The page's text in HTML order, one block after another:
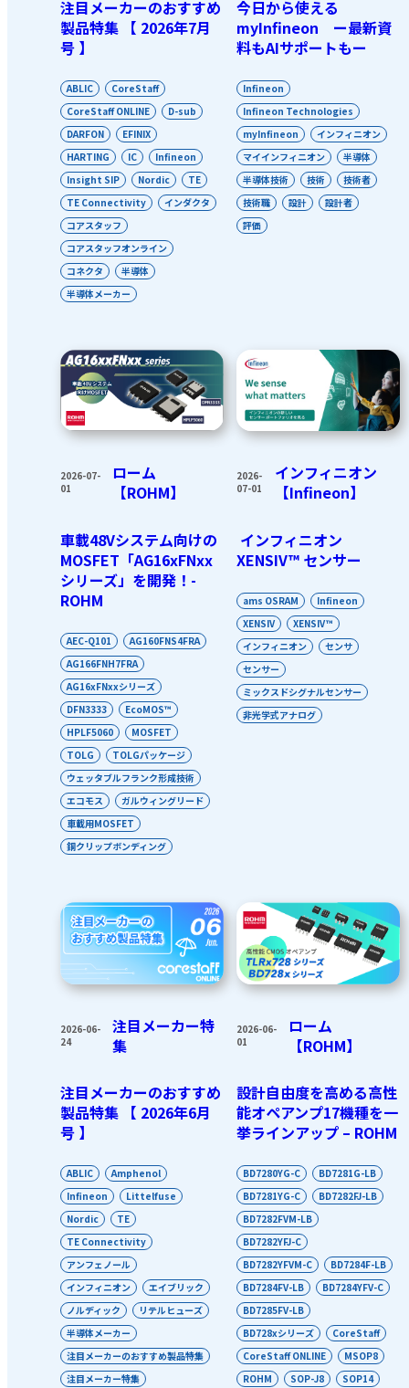
注目メーカーのおすすめ
製品特集 【 2026年7月
号 】
ABLIC
CoreStaff
CoreStaff ONLINE
D-sub
DARFON
EFINIX
HARTING
IC
Infineon
Insight SIP
Nordic
TE
TE Connectivity
インダクタ
コアスタッフ
コアスタッフオンライン
コネクタ
半導体
半導体メーカー
今日から使える
myInfineon ー最新資
料もAIサポートもー
Infineon
Infineon Technologies
myInfineon
インフィニオン
マイインフィニオン
半導体
半導体技術
技術
技術者
技術職
設計
設計者
評価
2026-07-
01
ローム
【ROHM】
車載48Vシステム向けの
MOSFET「AG16xFNxx
シリーズ」を開発！-
ROHM
AEC-Q101
AG160FNS4FRA
AG166FNH7FRA
AG16xFNxxシリーズ
DFN3333
EcoMOS™
HPLF5060
MOSFET
TOLG
TOLGパッケージ
ウェッタブルフランク形成技術
エコモス
ガルウィングリード
車載用MOSFET
銅クリップボンディング
2026-
07-01
インフィニオン
【Infineon】
インフィニオン
XENSIV™ センサー
ams OSRAM
Infineon
XENSIV
XENSIV™
インフィニオン
センサ
センサー
ミックスドシグナルセンサー
非光学式アナログ
2026-06-
24
注目メーカー特
集
注目メーカーのおすすめ
製品特集 【 2026年6月
号 】
ABLIC
Amphenol
Infineon
Littelfuse
Nordic
TE
TE Connectivity
アンフェノール
インフィニオン
エイブリック
ノルディック
リテルヒューズ
半導体メーカー
注目メーカーのおすすめ製品特集
注目メーカー特集
2026-06-
01
ローム
【ROHM】
設計自由度を高める高性
能オペアンプ17機種を一
挙ラインアップ – ROHM
BD7280YG-C
BD7281G-LB
BD7281YG-C
BD7282FJ-LB
BD7282FVM-LB
BD7282YFJ-C
BD7282YFVM-C
BD7284F-LB
BD7284FV-LB
BD7284YFV-C
BD7285FV-LB
BD728xシリーズ
CoreStaff
CoreStaff ONLINE
MSOP8
ROHM
SOP-J8
SOP14